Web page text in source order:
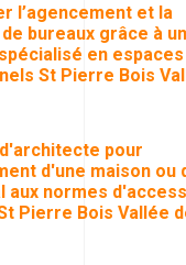
l’agencement et la
bureaux grâce à un
en espaces
St Pierre Bois
pour
d'une maison ou
aux normes
Pierre Bois Vallée